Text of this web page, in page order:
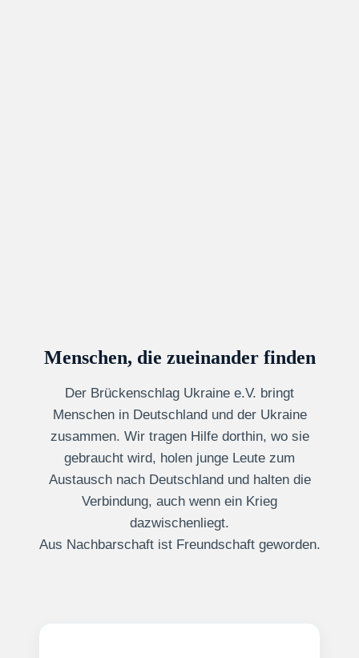
Menschen, die zueinander finden
Der Brückenschlag Ukraine e.V. bringt
Menschen in Deutschland und der Ukraine
zusammen. Wir tragen Hilfe dorthin, wo sie
gebraucht wird, holen junge Leute zum
Austausch nach Deutschland und halten die
Verbindung, auch wenn ein Krieg
dazwischenliegt.
Aus Nachbarschaft ist Freundschaft geworden.